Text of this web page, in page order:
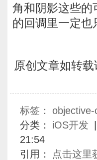
角和阴影这些的
的回调里一定也
原创文章如转载
标签： objective-
分类：
iOS开发
21:54
引用：
点击这里